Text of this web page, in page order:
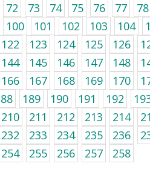
72 73 74 75 76 77 78
100 101 102 103 104
122 123 124 125 126
144 145 146 147 148
166 167 168 169 170
189 190 191 192
210 211 212 213 214
232 233 234 235 236
254 255 256 257 258